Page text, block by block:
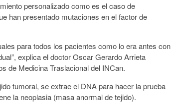
personalizado como es el caso de
han presentado mutaciones en el factor de
para todos los pacientes como lo era antes con
explica el doctor Oscar Gerardo Arrieta
de Medicina Traslacional del INCan.
tumoral, se extrae el DNA para hacer la prueba
la neoplasia (masa anormal de tejido).